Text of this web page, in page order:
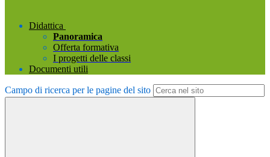
Didattica
Panoramica
Offerta formativa
I progetti delle classi
Documenti utili
Campo di ricerca per le pagine del sito